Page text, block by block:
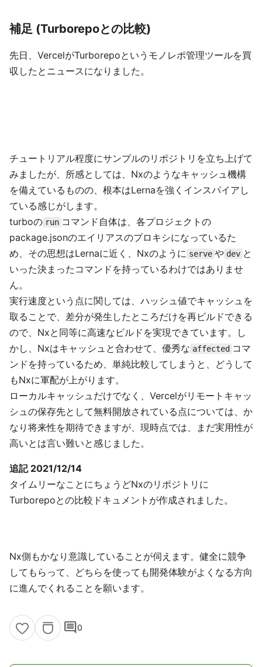
補足 (Turborepoとの比較)
先日、VercelがTurborepoというモノレポ管理ツールを買
収したとニュースになりました。
チュートリアル程度にサンプルのリポジトリを立ち上げて
みましたが、所感としては、Nxのようなキャッシュ機構
を備えているものの、根本はLernaを強くインスパイアし
ている感じがします。
turboの run コマンド自体は、各プロジェクトの
package.jsonのエイリアスのプロキシになっているた
め、その思想はLernaに近く、Nxのように serve や dev と
いった決まったコマンドを持っているわけではありませ
ん。
実行速度という点に関しては、ハッシュ値でキャッシュを
取ることで、差分が発生したところだけを再ビルドできる
ので、Nxと同等に高速なビルドを実現できています。し
かし、Nxはキャッシュと合わせて、優秀な affected コマ
ンドを持っているため、単純比較してしまうと、どうして
もNxに軍配が上がります。
ローカルキャッシュだけでなく、Vercelがリモートキャッ
シュの保存先として無料開放されている点については、か
なり将来性を期待できますが、現時点では、まだ実用性が
高いとは言い難いと感じました。
追記 2021/12/14
タイムリーなことにちょうどNxのリポジトリに
Turborepoとの比較ドキュメントが作成されました。
Nx側もかなり意識していることが伺えます。健全に競争
してもらって、どちらを使っても開発体験がよくなる方向
に進んでくれることを願います。
comment0